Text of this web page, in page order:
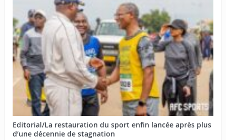
Editorial/La restauration du sport enfin lancée après plus
d’une décennie de stagnation